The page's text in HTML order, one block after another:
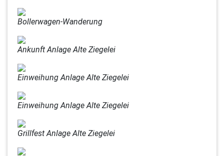
Bollerwagen-Wanderung
Ankunft Anlage Alte Ziegelei
Einweihung Anlage Alte Ziegelei
Einweihung Anlage Alte Ziegelei
Grillfest Anlage Alte Ziegelei